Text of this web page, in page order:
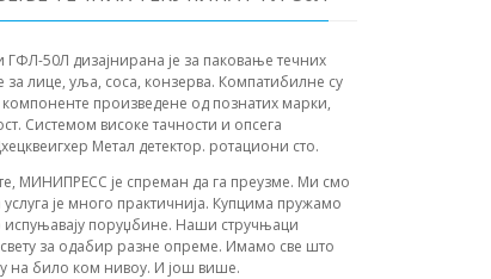
50Л дизајнирана је за паковање течних
лице, уља, соса, конзерва. Компатибилне су
произведене од познатих марки,
Системом високе тачности и опсега
Метал детектор. ротациони сто.
МИНИПРЕСС је спреман да га преузме. Ми смо
је много практичнија. Купцима пружамо
поруџбине. Наши стручњаци
свету за одабир разне опреме. Имамо све што
на било ком нивоу. И још више.